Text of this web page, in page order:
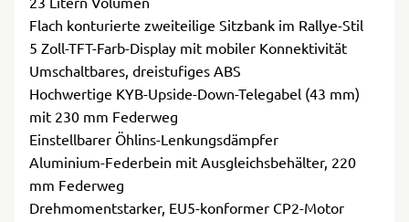
Flach konturierte zweiteilige Sitzbank im Rallye-Stil
5 Zoll-TFT-Farb-Display mit mobiler Konnektivität
Umschaltbares, dreistufiges ABS
Hochwertige KYB-Upside-Down-Telegabel (43 mm)
mit 230 mm Federweg
Einstellbarer Öhlins-Lenkungsdämpfer
Aluminium-Federbein mit Ausgleichsbehälter, 220
mm Federweg
Drehmomentstarker, EU5-konformer CP2-Motor